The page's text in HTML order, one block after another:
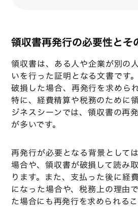
領収書再発行の必要性とそ
領収書は、ある人や企業が別の
いを行った証明となる文書です
破損した場合、再発行を求めら
特に、経費精算や税務のために
ジネスシーンでは、領収書の再
が多いです。
再発行が必要となる背景として
場合や、領収書が破損して読み
ります。また、支払った後に経
になった場合や、税務上の理由
た場合にも再発行を求められるこ